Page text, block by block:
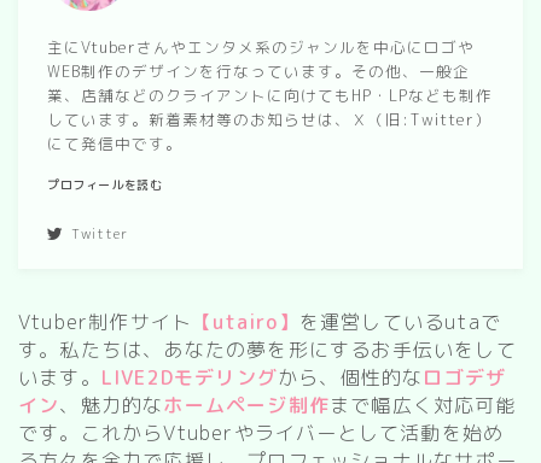
Nature
forest
sea
sky
food
sweets
delivery room
主にVtuberさんやエンタメ系のジャンルを中心にロゴや
WEB制作のデザインを行なっています。その他、一般企
業、店舗などのクライアントに向けてもHP・LPなども制作
しています。新着素材等のお知らせは、Ｘ（旧:Twitter）
にて発信中です。
プロフィールを読む
Twitter
Vtuber制作サイト 【utairo】 を運営しているutaで
す。私たちは、あなたの夢を形にするお手伝いをして
います。 LIVE2Dモデリングから、個性的なロゴデザ
イン、魅力的なホームページ制作まで幅広く対応可能
です。これからVtuberやライバーとして活動を始め